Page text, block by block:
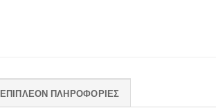
ΕΠΙΠΛΈΟΝ ΠΛΗΡΟΦΟΡΊΕΣ